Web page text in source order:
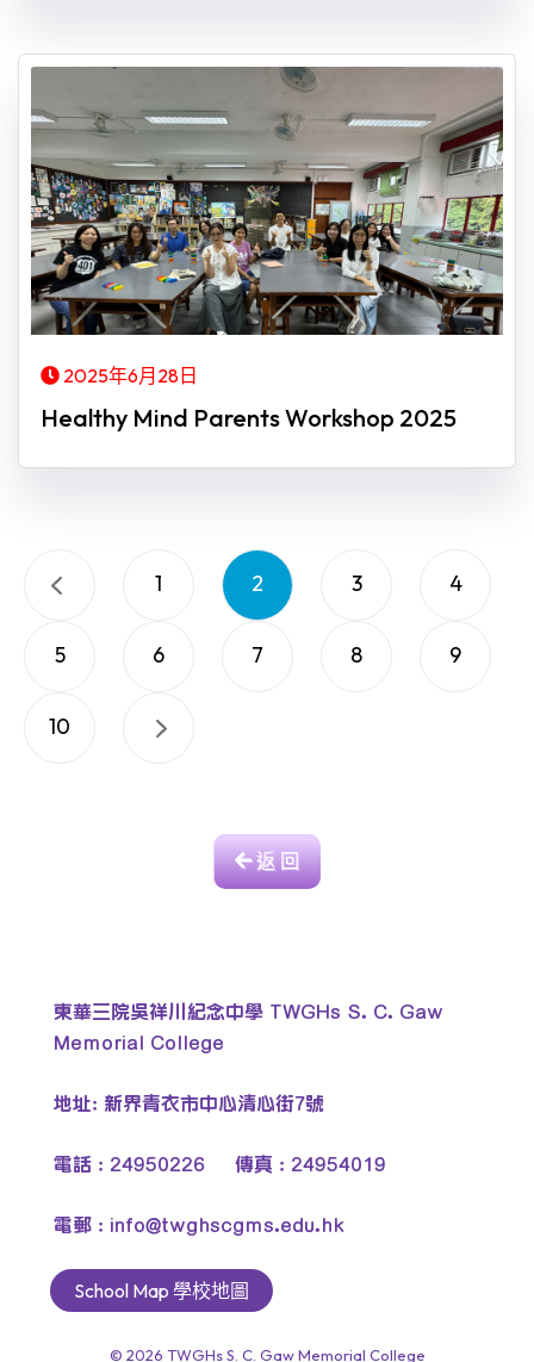
2025年6月28日
Healthy Mind Parents Workshop 2025
1 2 3 4
5 6 7 8 9
10
返 回
東華三院吳祥川紀念中學 TWGHs S. C. Gaw
Memorial College
地址: 新界青衣市中心清心街7號
電話 : 24950226 傳真 : 24954019
電郵 : info@twghscgms.edu.hk
School Map 學校地圖
© 2026 TWGHs S. C. Gaw Memorial College